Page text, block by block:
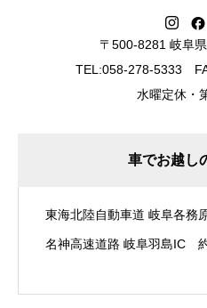
〒500-8281 岐阜
TEL:058-278-5333
水曜定休・
車でお越し
東海北陸自動車道 岐阜各務
名神高速道路 岐阜羽島IC